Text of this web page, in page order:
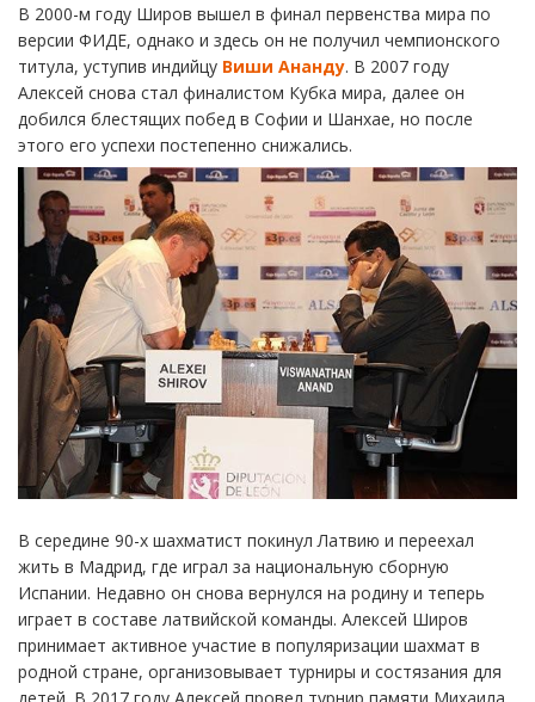
В 2000-м году Широв вышел в финал первенства мира по
версии ФИДЕ, однако и здесь он не получил чемпионского
титула, уступив индийцу Виши Ананду. В 2007 году
Алексей снова стал финалистом Кубка мира, далее он
добился блестящих побед в Софии и Шанхае, но после
этого его успехи постепенно снижались.
В середине 90-х шахматист покинул Латвию и переехал
жить в Мадрид, где играл за национальную сборную
Испании. Недавно он снова вернулся на родину и теперь
играет в составе латвийской команды. Алексей Широв
принимает активное участие в популяризации шахмат в
родной стране, организовывает турниры и состязания для
детей. В 2017 году Алексей провел турнир памяти Михаила